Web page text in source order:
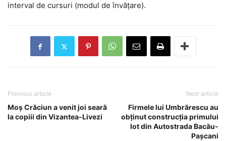
interval de cursuri (modul de învățare).
Previous article
Moș Crăciun a venit joi seară
la copiii din Vizantea-Livezi
Next article
Firmele lui Umbrărescu au
obținut construcția primului
lot din Autostrada Bacău-
Pașcani